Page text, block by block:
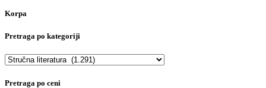
Korpa
Pretraga po kategoriji
Pretraga po ceni